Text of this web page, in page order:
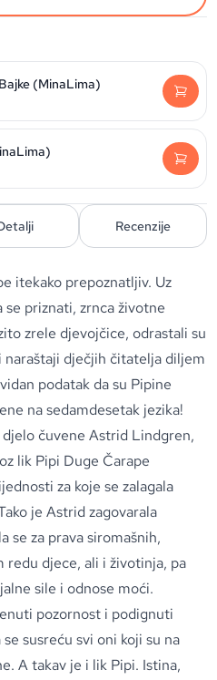
(MinaLima)
Recenzije
itekako prepoznatljiv. Uz
priznati, zrnca životne
zrele djevojčice, odrastali su
naraštaji dječjih čitatelja diljem
podatak da su Pipine
na sedamdesetak jezika!
čuvene Astrid Lindgren,
lik Pipi Duge Čarape
za koje se zalagala
je Astrid zagovarala
se za prava siromašnih,
redu djece, ali i životinja, pa
sile i odnose moći.
pozornost i podignuti
susreću svi oni koji su na
A takav je i lik Pipi. Istina,